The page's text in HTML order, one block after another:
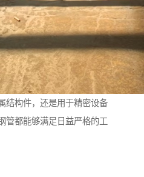
结构件，还是用于精密设备
管都能够满足日益严格的工